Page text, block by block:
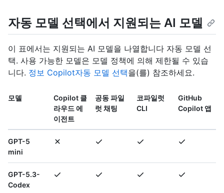
자동 모델 선택에서 지원되는 AI 모델
이 표에서는 지원되는 AI 모델을 나열합니다 자동 모델 선
택. 사용 가능한 모델은 모델 정책에 의해 제한될 수 있습
니다. 정보 Copilot자동 모델 선택을(를) 참조하세요.
모델
Copilot 클
라우드 에
이전트
공동 파일
럿 채팅
코파일럿
CLI
GitHub
Copilot 앱
GPT-5
mini
GPT-5.3-
Codex